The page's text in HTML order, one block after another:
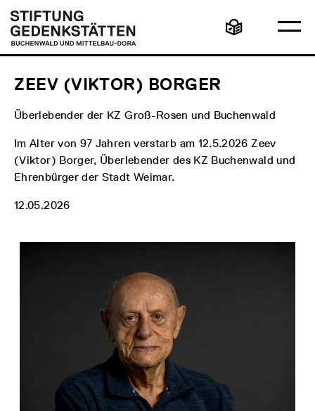
zum
Inhalt
Stiftung
Gedenkstätten
Buchenwald
und
Mittelbau-
Leichte
Sprache
ZEEV (VIKTOR) BORGER
Überlebender der KZ Groß-Rosen und Buchenwald
Im Alter von 97 Jahren verstarb am 12.5.2026 Zeev
(Viktor) Borger, Überlebender des KZ Buchenwald und
Ehrenbürger der Stadt Weimar.
12.05.2026